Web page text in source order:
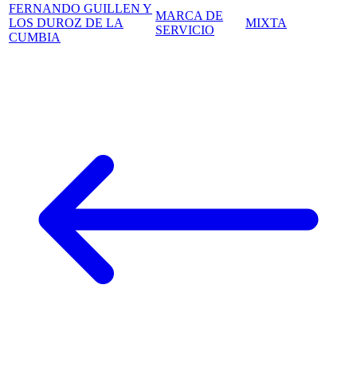
FERNANDO GUILLEN Y
LOS DUROZ DE LA
CUMBIA
MARCA DE
SERVICIO
MIXTA